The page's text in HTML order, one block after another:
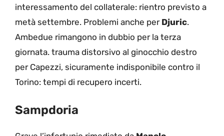
interessamento del collaterale: rientro previsto a
metà settembre. Problemi anche per Djuric.
Ambedue rimangono in dubbio per la terza
giornata. trauma distorsivo al ginocchio destro
per Capezzi, sicuramente indisponibile contro il
Torino: tempi di recupero incerti.
Sampdoria